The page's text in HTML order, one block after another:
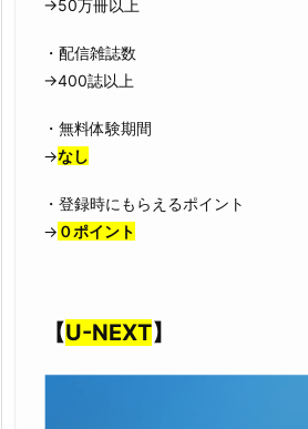
→50万冊以上
・配信雑誌数
→400誌以上
・無料体験期間
→なし
・登録時にもらえるポイント
→ ０ポイント
【U-NEXT】